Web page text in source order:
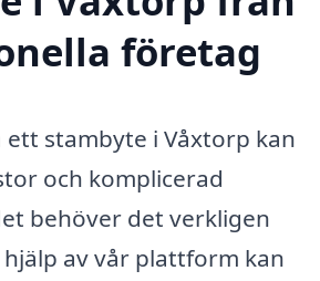
företag
stambyte i Våxtorp kan
och komplicerad
behöver det verkligen
av vår plattform kan